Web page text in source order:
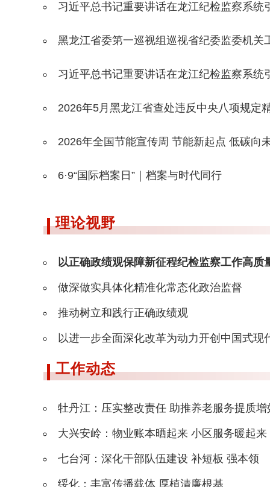
习近平总书记重要讲话在龙江纪检监察系
黑龙江省委第一巡视组巡视省纪委监委机关
习近平总书记重要讲话在龙江纪检监察系
2026年5月黑龙江省查处违反中央八项规定
2026年全国节能宣传周 节能新起点 低碳向
6·9“国际档案日”｜档案与时代同行
理论视野
以正确政绩观保障新征程纪检监察工作高质
做深做实具体化精准化常态化政治监督
推动树立和践行正确政绩观
以进一步全面深化改革为动力开创中国式现
工作动态
牡丹江：压实整改责任 助推养老服务提质增
大兴安岭：物业账本晒起来 小区服务暖起来
七台河：深化干部队伍建设 补短板 强本领
绥化：丰富传播载体 厚植清廉根基